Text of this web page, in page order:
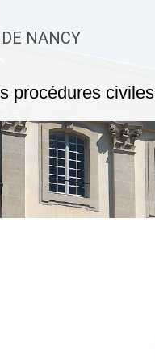
NANCY
procédures civiles